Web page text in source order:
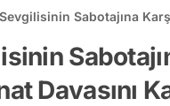
Sabotajına
Davasını